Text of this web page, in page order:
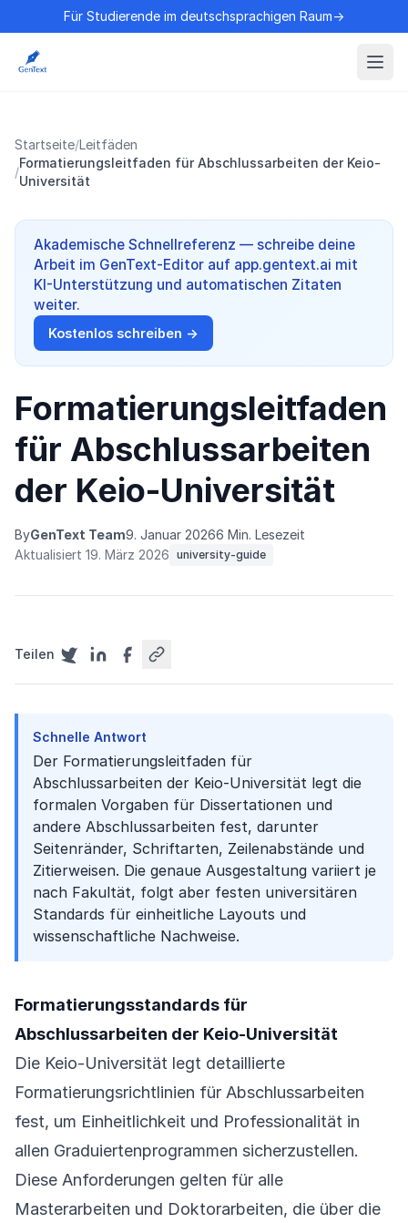
Für Studierende im deutschsprachigen Raum→
Startseite/Leitfäden
/
Formatierungsleitfaden für Abschlussarbeiten der Keio-
Universität
Akademische Schnellreferenz — schreibe deine
Arbeit im GenText-Editor auf app.gentext.ai mit
KI-Unterstützung und automatischen Zitaten
weiter.
Kostenlos schreiben →
Formatierungsleitfaden
für Abschlussarbeiten
der Keio-Universität
ByGenText Team9. Januar 20266 Min. Lesezeit
Aktualisiert 19. März 2026 university-guide
Teilen
Schnelle Antwort
Der Formatierungsleitfaden für
Abschlussarbeiten der Keio-Universität legt die
formalen Vorgaben für Dissertationen und
andere Abschlussarbeiten fest, darunter
Seitenränder, Schriftarten, Zeilenabstände und
Zitierweisen. Die genaue Ausgestaltung variiert je
nach Fakultät, folgt aber festen universitären
Standards für einheitliche Layouts und
wissenschaftliche Nachweise.
Formatierungsstandards für
Abschlussarbeiten der Keio-Universität
Die Keio-Universität legt detaillierte
Formatierungsrichtlinien für Abschlussarbeiten
fest, um Einheitlichkeit und Professionalität in
allen Graduiertenprogrammen sicherzustellen.
Diese Anforderungen gelten für alle
Masterarbeiten und Doktorarbeiten, die über die